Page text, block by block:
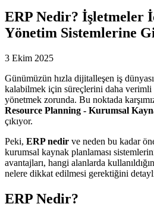
ERP Nedir? İşletmeler
Yönetim Sistemlerine
3 Ekim 2025
Günümüzün hızla dijitalleşen iş
kalabilmek için süreçlerini daha verimli
yönetmek zorunda. Bu noktada
Resource Planning - Kurumsal
çıkıyor.
Peki, ERP nedir ve neden bu kadar
kurumsal kaynak planlaması
avantajları, hangi alanlarda
nelere dikkat edilmesi gerektiğini
ERP Nedir?